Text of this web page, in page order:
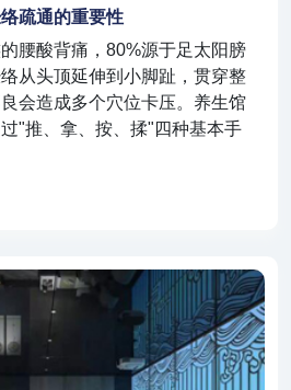
疏通的重要性
腰酸背痛，80%源于足太阳膀
从头顶延伸到小脚趾，贯穿整
会造成多个穴位卡压。养生馆
"推、拿、按、揉"四种基本手